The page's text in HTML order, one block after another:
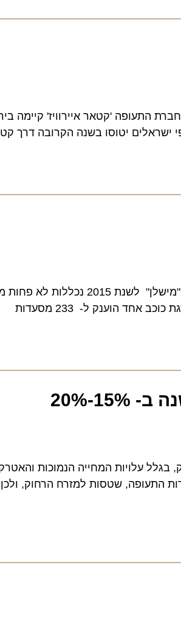
'קטאר איירוויז' קיימה בירדן
עלויות המחייה הנמוכות
בין חברות התעופה, שטסות למזרח הרחוק,